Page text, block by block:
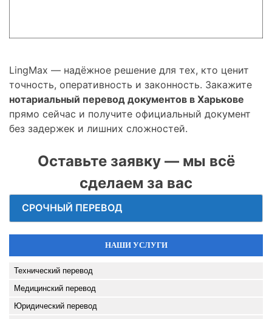
LingMax — надёжное решение для тех, кто ценит
точность, оперативность и законность. Закажите
нотариальный перевод документов в Харькове
прямо сейчас и получите официальный документ
без задержек и лишних сложностей.
Оставьте заявку — мы всё
сделаем за вас
СРОЧНЫЙ ПЕРЕВОД
НАШИ УСЛУГИ
Технический перевод
Медицинский перевод
Юридический перевод